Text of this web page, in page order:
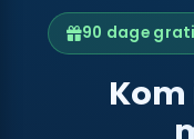
90 dage